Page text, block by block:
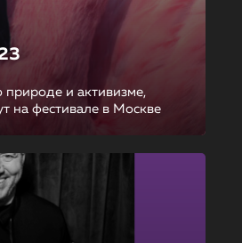
и активизме,
на фестивале в Москве